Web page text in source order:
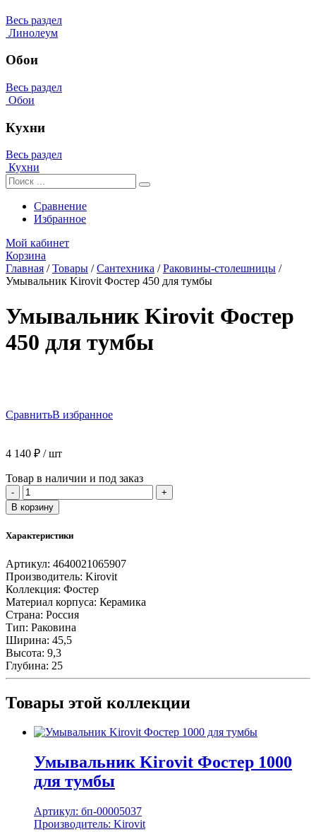
Весь раздел
Линолеум
Обои
Весь раздел
Обои
Кухни
Весь раздел
Кухни
Сравнение
Избранное
Мой кабинет
Корзина
Главная /Товары /Сантехника /Раковины-столешницы /
Умывальник Kirovit Фостер 450 для тумбы
Умывальник Kirovit Фостер
450 для тумбы
СравнитьВ избранное
4 140 ₽ / шт
Товар в наличии и под заказ
-
Количество
товара
Умывальник
Фостер
для
тумбы
+
В корзину
Характеристики
Артикул: 4640021065907
Производитель: Kirovit
Коллекция: Фостер
Материал корпуса: Керамика
Страна: Россия
Тип: Раковина
Ширина: 45,5
Высота: 9,3
Глубина: 25
Товары этой коллекции
Умывальник Kirovit Фостер 1000
для тумбы
Артикул: бп-00005037
Производитель: Kirovit